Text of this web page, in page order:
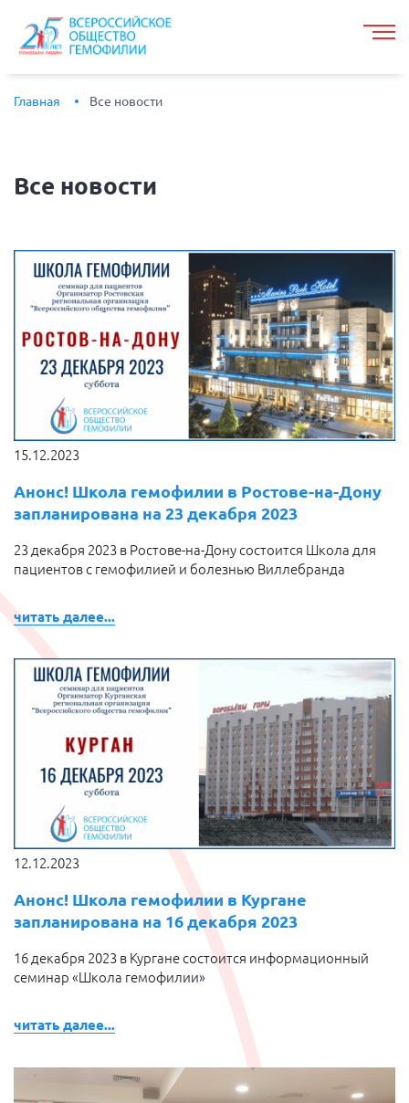
Главная Все новости
Все новости
15.12.2023
Анонс! Школа гемофилии в Ростове-на-Дону
запланирована на 23 декабря 2023
23 декабря 2023 в Ростове-на-Дону состоится Школа для
пациентов с гемофилией и болезнью Виллебранда
читать далее...
12.12.2023
Анонс! Школа гемофилии в Кургане
запланирована на 16 декабря 2023
16 декабря 2023 в Кургане состоится информационный
семинар «Школа гемофилии»
читать далее...